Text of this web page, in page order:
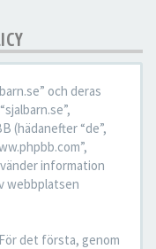
och deras
(hädanefter “de”,
information
webbplatsen
det första, genom